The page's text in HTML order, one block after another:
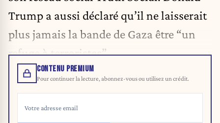
Trump a aussi déclaré qu’il ne laisserait
plus jamais la bande de Gaza être “un
refuge à terroristes”.
CONTENU PREMIUM
Pour continuer la lecture, abonnez-vous ou utilisez un crédit.